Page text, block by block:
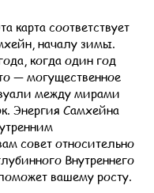
карта соответствует
началу зимы.
когда один год
— могущественное
между мирами
Энергия Самхейна
совет относительно
Внутреннего
вашему росту.